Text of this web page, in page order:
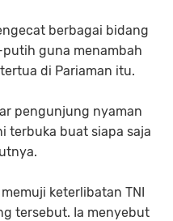
berbagai bidang
guna menambah
di Pariaman itu.
pengunjung nyaman
terbuka buat siapa saja
keterlibatan TNI
tersebut. Ia menyebut